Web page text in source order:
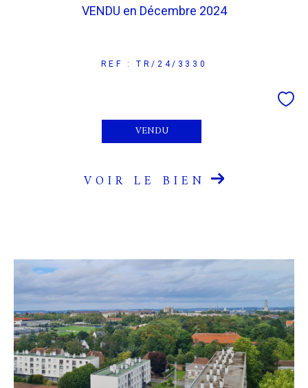
VENDU en Décembre 2024
REF : TR/24/3330
VENDU
VOIR LE BIEN